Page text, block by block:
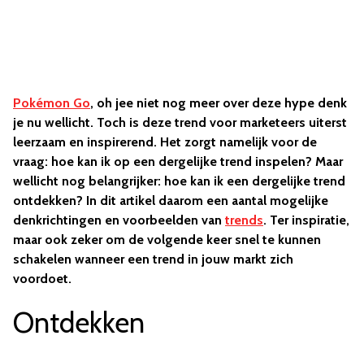
Pokémon Go, oh jee niet nog meer over deze hype denk
je nu wellicht. Toch is deze trend voor marketeers uiterst
leerzaam en inspirerend. Het zorgt namelijk voor de
vraag: hoe kan ik op een dergelijke trend inspelen? Maar
wellicht nog belangrijker: hoe kan ik een dergelijke trend
ontdekken? In dit artikel daarom een aantal mogelijke
denkrichtingen en voorbeelden van trends. Ter inspiratie,
maar ook zeker om de volgende keer snel te kunnen
schakelen wanneer een trend in jouw markt zich
voordoet.
Ontdekken